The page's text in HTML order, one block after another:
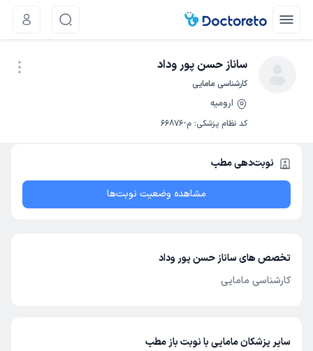
ساناز حسن پور وداد
کارشناسی مامایی
ارومیه
کد نظام پزشکی: م-66876
نوبت‌دهی مطب
مشاهده وضعیت نوبت‌ها
تخصص های ساناز حسن پور وداد
کارشناسی مامایی
سایر پزشکان مامایی با نوبت باز مطب